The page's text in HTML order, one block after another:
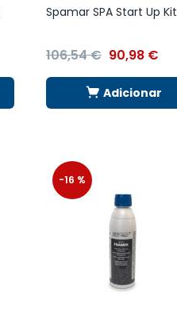
Spamar SPA Start Up Kit
106,54€ 90,98 €
Adicionar
-16 %